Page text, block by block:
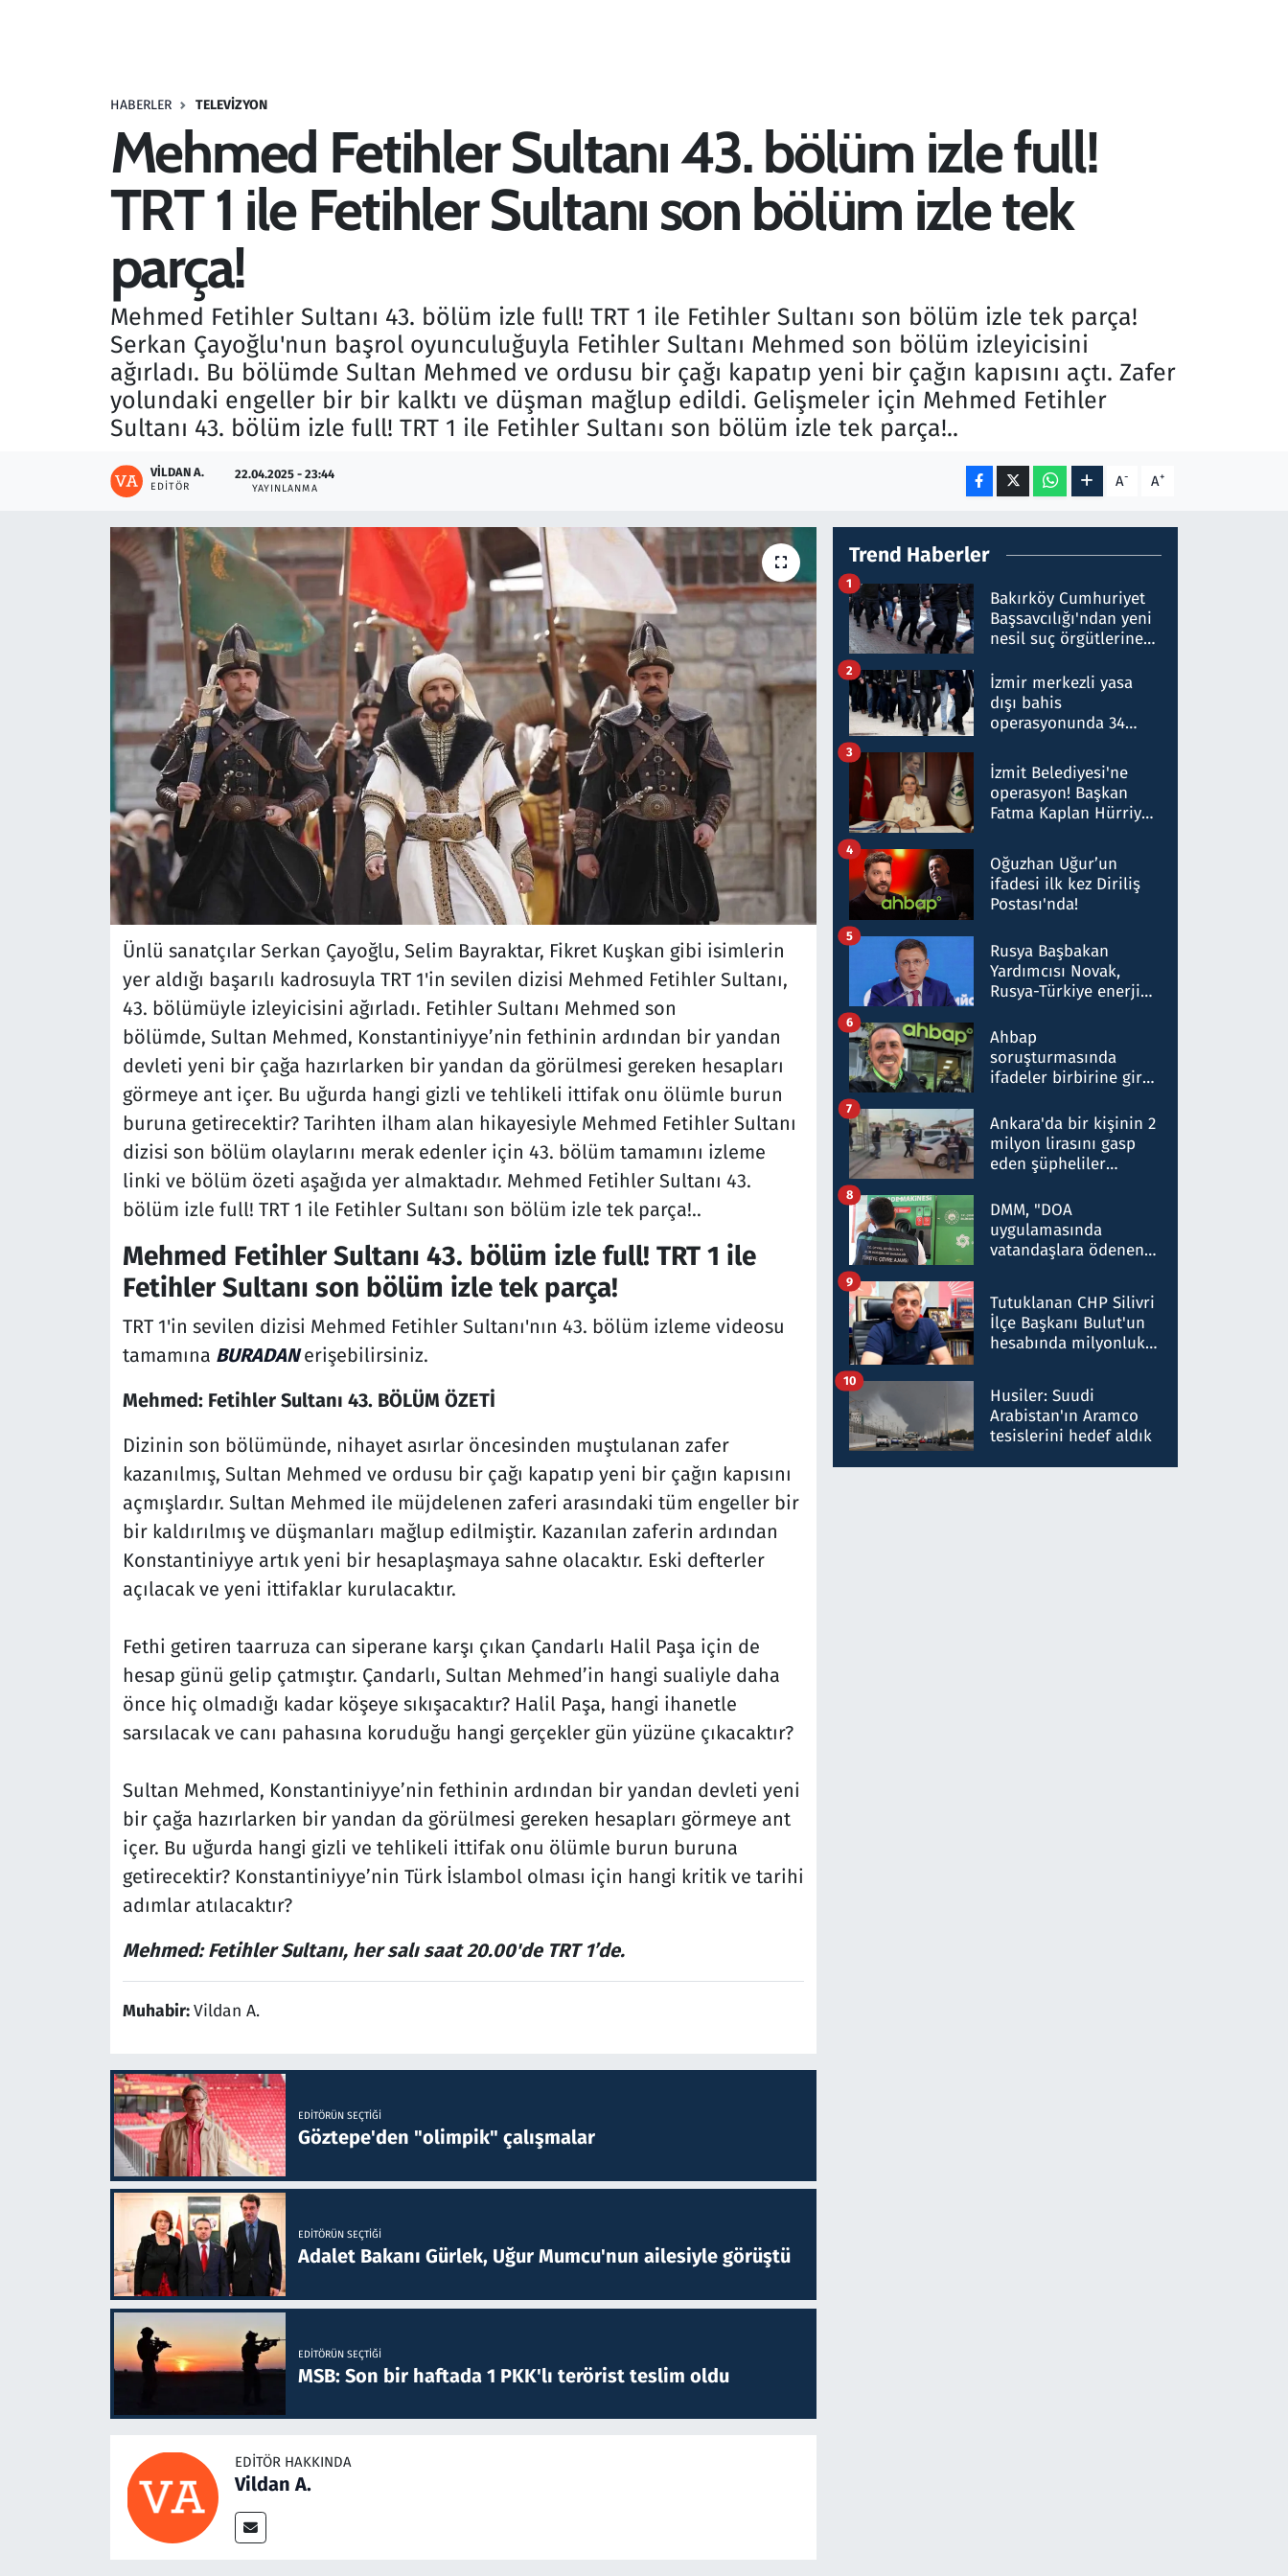
HABERLER TELEVIZYON
Mehmed Fetihler Sultanı 43. bölüm izle full!
TRT 1 ile Fetihler Sultanı son bölüm izle tek
parça!
Mehmed Fetihler Sultanı 43. bölüm izle full! TRT 1 ile Fetihler Sultanı son bölüm izle tek parça!
Serkan Çayoğlu'nun başrol oyunculuğuyla Fetihler Sultanı Mehmed son bölüm izleyicisini
ağırladı. Bu bölümde Sultan Mehmed ve ordusu bir çağı kapatıp yeni bir çağın kapısını açtı. Zafer
yolundaki engeller bir bir kalktı ve düşman mağlup edildi. Gelişmeler için Mehmed Fetihler
Sultanı 43. bölüm izle full! TRT 1 ile Fetihler Sultanı son bölüm izle tek parça!..
VILDAN A.
EDITÖR
22.04.2025 - 23:44
YAYINLANMA A- A+
Ünlü sanatçılar Serkan Çayoğlu, Selim Bayraktar, Fikret Kuşkan gibi isimlerin
yer aldığı başarılı kadrosuyla TRT 1'in sevilen dizisi Mehmed Fetihler Sultanı,
43. bölümüyle izleyicisini ağırladı. Fetihler Sultanı Mehmed son
bölümde, Sultan Mehmed, Konstantiniyye’nin fethinin ardından bir yandan
devleti yeni bir çağa hazırlarken bir yandan da görülmesi gereken hesapları
görmeye ant içer. Bu uğurda hangi gizli ve tehlikeli ittifak onu ölümle burun
buruna getirecektir? Tarihten ilham alan hikayesiyle Mehmed Fetihler Sultanı
dizisi son bölüm olaylarını merak edenler için 43. bölüm tamamını izleme
linki ve bölüm özeti aşağıda yer almaktadır. Mehmed Fetihler Sultanı 43.
bölüm izle full! TRT 1 ile Fetihler Sultanı son bölüm izle tek parça!..
Mehmed Fetihler Sultanı 43. bölüm izle full! TRT 1 ile
Fetihler Sultanı son bölüm izle tek parça!
TRT 1'in sevilen dizisi Mehmed Fetihler Sultanı'nın 43. bölüm izleme videosu
tamamına BURADANerişebilirsiniz.
Mehmed: Fetihler Sultanı 43. BÖLÜM ÖZETİ
Dizinin son bölümünde, nihayet asırlar öncesinden muştulanan zafer
kazanılmış, Sultan Mehmed ve ordusu bir çağı kapatıp yeni bir çağın kapısını
açmışlardır. Sultan Mehmed ile müjdelenen zaferi arasındaki tüm engeller bir
bir kaldırılmış ve düşmanları mağlup edilmiştir. Kazanılan zaferin ardından
Konstantiniyye artık yeni bir hesaplaşmaya sahne olacaktır. Eski defterler
açılacak ve yeni ittifaklar kurulacaktır.
Fethi getiren taarruza can siperane karşı çıkan Çandarlı Halil Paşa için de
hesap günü gelip çatmıştır. Çandarlı, Sultan Mehmed’in hangi sualiyle daha
önce hiç olmadığı kadar köşeye sıkışacaktır? Halil Paşa, hangi ihanetle
sarsılacak ve canı pahasına koruduğu hangi gerçekler gün yüzüne çıkacaktır?
Sultan Mehmed, Konstantiniyye’nin fethinin ardından bir yandan devleti yeni
bir çağa hazırlarken bir yandan da görülmesi gereken hesapları görmeye ant
içer. Bu uğurda hangi gizli ve tehlikeli ittifak onu ölümle burun buruna
getirecektir? Konstantiniyye’nin Türk İslambol olması için hangi kritik ve tarihi
adımlar atılacaktır?
Mehmed: Fetihler Sultanı, her salı saat 20.00'de TRT 1’de.
Muhabir:Vildan A.
EDITÖRÜN SEÇTIĞI
Göztepe'den "olimpik" çalışmalar
EDITÖRÜN SEÇTIĞI
Adalet Bakanı Gürlek, Uğur Mumcu'nun ailesiyle görüştü
EDITÖRÜN SEÇTIĞI
MSB: Son bir haftada 1 PKK'lı terörist teslim oldu
EDITÖR HAKKINDA
Vildan A.
Trend Haberler
Bakırköy Cumhuriyet
Başsavcılığı'ndan yeni
nesil suç örgütlerine
hakkında gözaltı kararı
1
İzmir merkezli yasa
dışı bahis
operasyonunda 34
Milyar liralık para
trafiği tespit edildi
2
İzmit Belediyesi'ne
operasyon! Başkan
Fatma Kaplan Hürriyet
3
Oğuzhan Uğur’un
ifadesi ilk kez Diriliş
Postası'nda!
4
Rusya Başbakan
Yardımcısı Novak,
Rusya-Türkiye enerji
nitelikte olduğunu
belirtti
5
Ahbap
soruşturmasında
ifadeler birbirine girdi:
ifadelerinden ortaya
çıkan tablo şok etti
6
Ankara'da bir kişinin 2
milyon lirasını gasp
eden şüpheliler
7
DMM, "DOA
uygulamasında
vatandaşlara ödenen
düşürüldüğü" iddiasını
yalanladı
8
Tutuklanan CHP Silivri
İlçe Başkanı Bulut'un
hesabında milyonluk
talimat verdi, ben
gönderdim
9
Husiler: Suudi
Arabistan'ın Aramco
tesislerini hedef aldık
10
Savunma Sanayi
Teknoloji ve Bilim
Televizyon